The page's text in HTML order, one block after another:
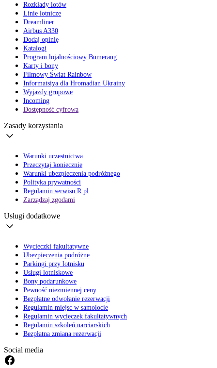
Rozkłady lotów
Linie lotnicze
Dreamliner
Airbus A330
Dodaj opinię
Katalogi
Program lojalnościowy Bumerang
Karty i bony
Filmowy Świat Rainbow
Informatsiya dla Hromadian Ukrainy
Wyjazdy grupowe
Incoming
Dostępność cyfrowa
Zasady korzystania
Warunki uczestnictwa
Przeczytaj koniecznie
Warunki ubezpieczenia podróżnego
Polityka prywatności
Regulamin serwisu R.pl
Zarządzaj zgodami
Usługi dodatkowe
Wycieczki fakultatywne
Ubezpieczenia podróżne
Parkingi przy lotnisku
Usługi lotniskowe
Bony podarunkowe
Pewność niezmiennej ceny
Bezpłatne odwołanie rezerwacji
Regulamin miejsc w samolocie
Regulamin wycieczek fakultatywnych
Regulamin szkoleń narciarskich
Bezpłatna zmiana rezerwacji
Social media